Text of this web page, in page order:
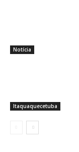
Notícia
Itaquaquecetuba